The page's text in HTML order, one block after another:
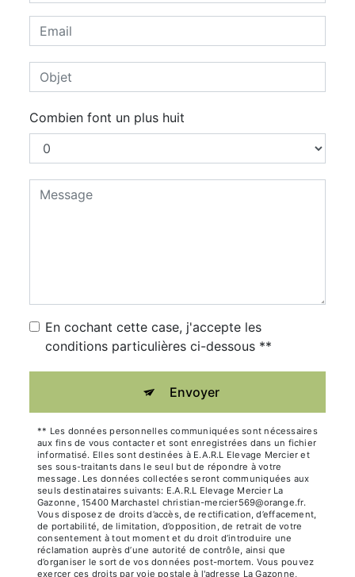
Combien font un plus huit
En cochant cette case, j'accepte les
conditions particulières ci-dessous **
Envoyer
** Les données personnelles communiquées sont nécessaires
aux fins de vous contacter et sont enregistrées dans un fichier
informatisé. Elles sont destinées à E.A.R.L Elevage Mercier et
ses sous-traitants dans le seul but de répondre à votre
message. Les données collectées seront communiquées aux
seuls destinataires suivants: E.A.R.L Elevage Mercier La
Gazonne, 15400 Marchastel christian-mercier569@orange.fr.
Vous disposez de droits d’accès, de rectification, d’effacement,
de portabilité, de limitation, d’opposition, de retrait de votre
consentement à tout moment et du droit d’introduire une
réclamation auprès d’une autorité de contrôle, ainsi que
d’organiser le sort de vos données post-mortem. Vous pouvez
exercer ces droits par voie postale à l'adresse La Gazonne,